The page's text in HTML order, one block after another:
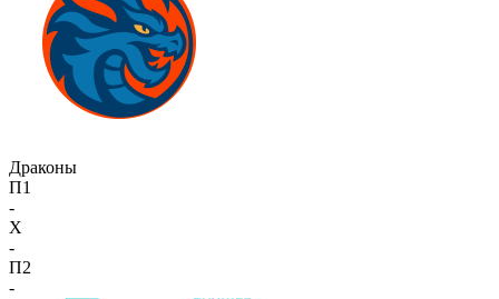
Драконы
П1
-
X
-
П2
-